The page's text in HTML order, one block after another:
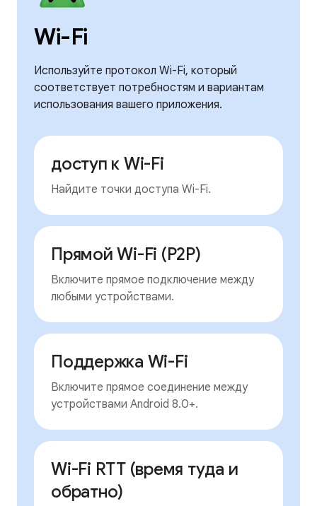
Wi-Fi
Используйте протокол Wi-Fi, который
соответствует потребностям и вариантам
использования вашего приложения.
доступ к Wi-Fi
Найдите точки доступа Wi-Fi.
Прямой Wi-Fi (P2P)
Включите прямое подключение между
любыми устройствами.
Поддержка Wi-Fi
Включите прямое соединение между
устройствами Android 8.0+.
Wi-Fi RTT (время туда и
обратно)